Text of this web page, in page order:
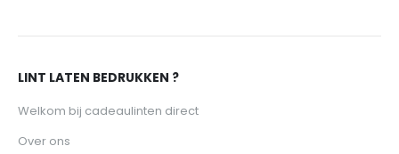
LINT LATEN BEDRUKKEN ?
Welkom bij cadeaulinten direct
Over ons